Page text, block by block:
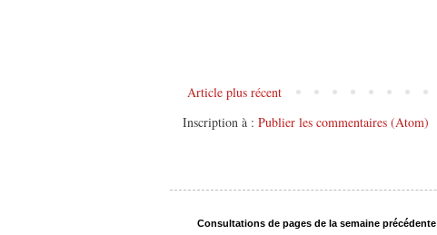
Article plus récent
Inscription à : Publier les commentaires (Atom)
Consultations de pages de la semaine précédente